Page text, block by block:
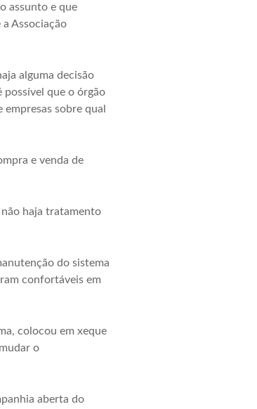
assunto e que
Associação
alguma decisão
que o órgão
sobre qual
e venda de
haja tratamento
do sistema
confortáveis em
colocou em xeque
o
aberta do